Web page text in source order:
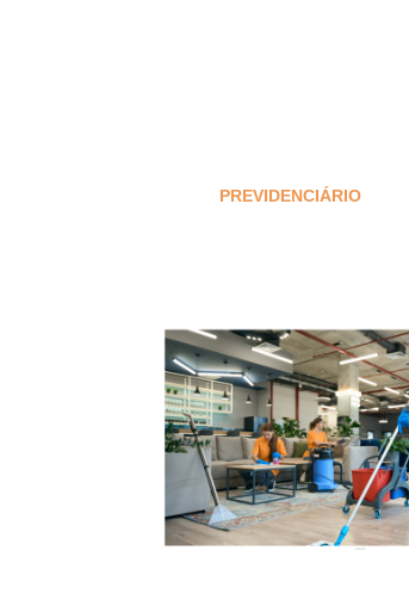
PREVIDENCIÁRIO